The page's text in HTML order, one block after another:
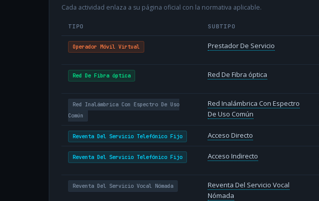
Cada actividad enlaza a su página oficial con la normativa aplicable.
TIPO SUBTIPO
Operador Móvil Virtual Prestador De Servicio
Red De Fibra óptica Red De Fibra óptica
Red Inalámbrica Con Espectro De Uso
Común
Red Inalámbrica Con Espectro
De Uso Común
Reventa Del Servicio Telefónico Fijo Acceso Directo
Reventa Del Servicio Telefónico Fijo Acceso Indirecto
Reventa Del Servicio Vocal Nómada
Reventa Del Servicio Vocal
Nómada